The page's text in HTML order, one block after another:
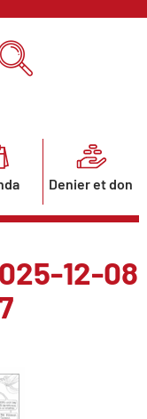
Denier et don
12-08